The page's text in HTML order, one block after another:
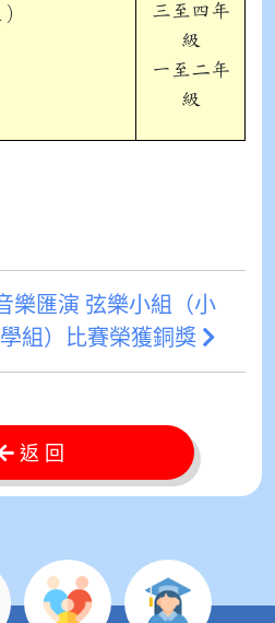
三至四年
級
一至二年
級
樂匯演 弦樂小組（小
學組）比賽榮獲銅獎
返 回